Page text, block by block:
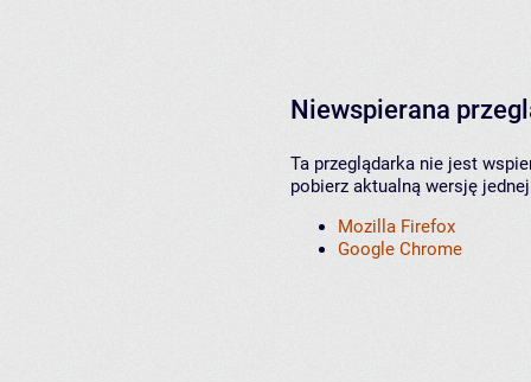
Niewspierana
Ta przeglądarka nie jest
pobierz aktualną wersję
Mozilla Firefox
Google Chrome